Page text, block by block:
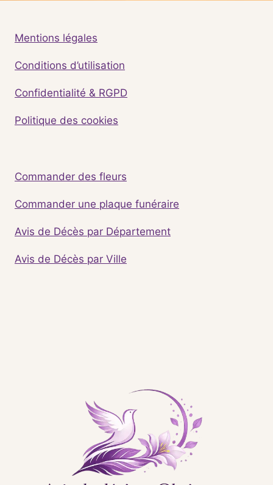
Mentions légales
Conditions d’utilisation
Confidentialité & RGPD
Politique des cookies
Commander des fleurs
Commander une plaque funéraire
Avis de Décès par Département
Avis de Décès par Ville